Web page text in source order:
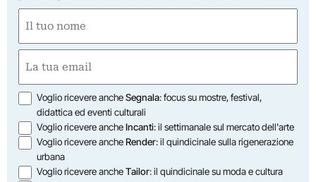
(Required)
First
(Required)
Opzioni
Voglio ricevere ancheSegnala: focus su mostre, festival,
didattica ed eventi culturali
Voglio ricevere ancheIncanti: il settimanale sul mercato dell'arte
Voglio ricevere ancheRender: il quindicinale sulla rigenerazione
urbana
Voglio ricevere ancheTailor: il quindicinale su moda e cultura